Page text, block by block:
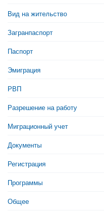
Вид на жительство
Загранпаспорт
Паспорт
Эмиграция
РВП
Разрешение на работу
Миграционный учет
Документы
Регистрация
Программы
Общее